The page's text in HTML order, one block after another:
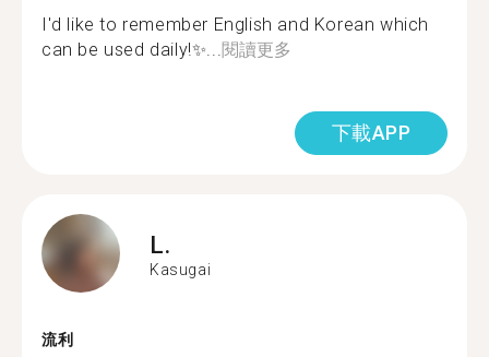
I'd like to remember English and Korean which
can be used daily!✨... 閱讀更多
下載APP
L.
Kasugai
流利